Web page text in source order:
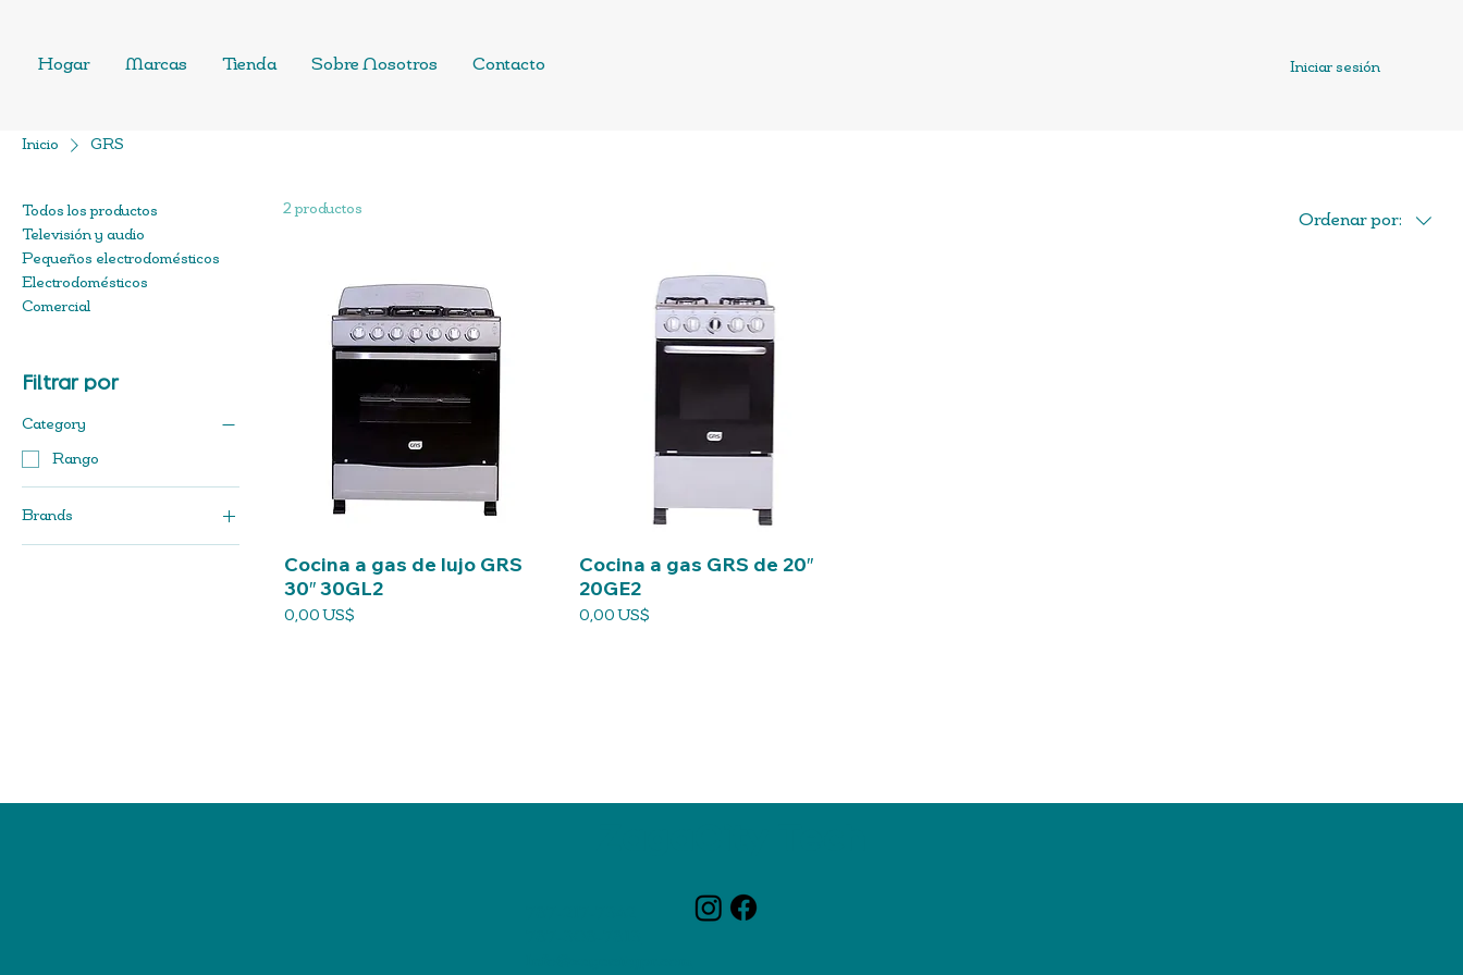
Hogar Marcas Tienda Sobre Nosotros Contacto Iniciar sesión
Inicio GRS
Todos los productos
Televisión y audio
Pequeños electrodomésticos
Electrodomésticos
Comercial
Filtrar por
Category
Rango
Brands
GRS
2 productos
Ordenar por:
Cocina a gas de lujo GRS
30″ 30GL2
Precio
0,00 US$
Cocina a gas GRS de 20″
20GE2
Precio
0,00 US$